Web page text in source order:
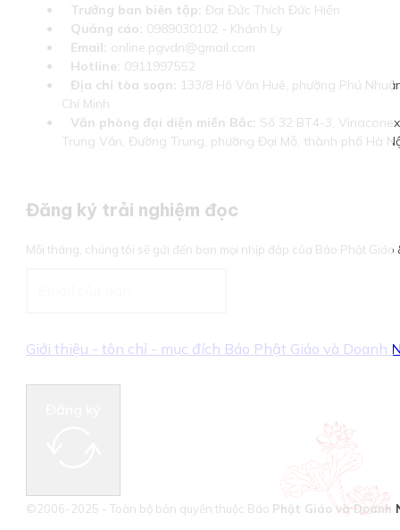
Trưởng ban biên tập: Đại Đức Thích Đức Hiển
Quảng cáo: 0989030102 - Khánh Ly
Email: online.pgvdn@gmail.com
Hotline: 0911997552
Địa chỉ tòa soạn: 133/8 Hồ Văn Huê, phường Phú
Chí Minh
Văn phòng đại diện miền Bắc: Số 32 BT4-3,
Trung Văn, Đường Trung, phường Đại Mỗ, thành phố Hà
Đăng ký trải nghiệm đọc
Mỗi tháng, chúng tôi sẽ gửi đến bạn mọi nhịp đập của Báo Phật Giáo
Giới thiệu - tôn chỉ - mục đích Báo Phật Giáo và Doanh
©2006-2025 - Toàn bộ bản quyền thuộc Báo Phật Giáo và Doanh